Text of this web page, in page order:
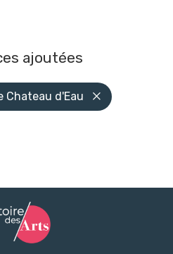
ajoutées
Chateau d'Eau